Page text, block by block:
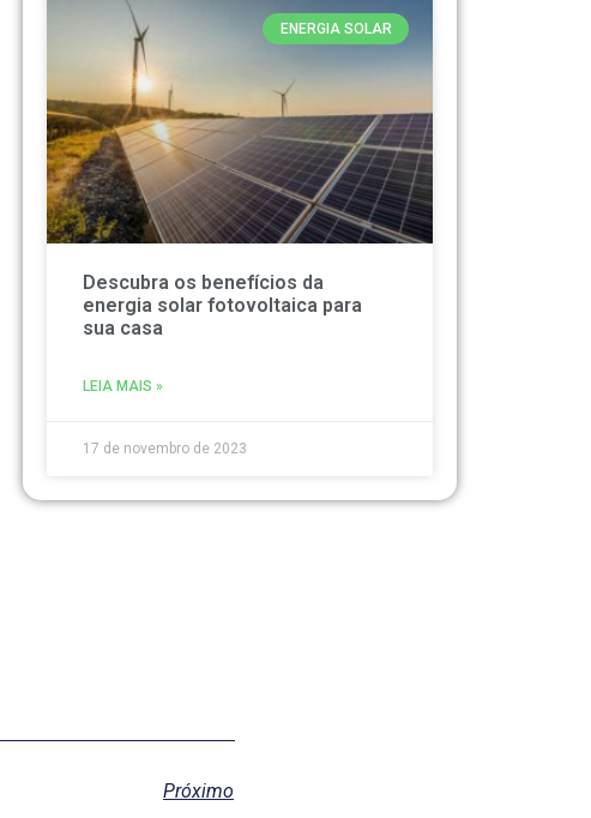
ENERGIA SOLAR
Descubra os benefícios da
energia solar fotovoltaica para
sua casa
LEIA MAIS »
17 de novembro de 2023
Próximo